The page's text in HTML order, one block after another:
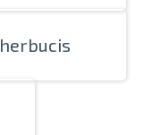
herbucis